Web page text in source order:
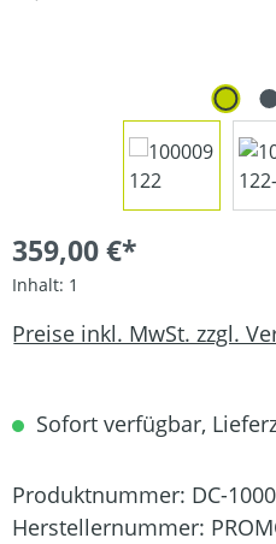
359,00 €*
Inhalt: 1
Preise inkl. MwSt. zzgl.
Sofort verfügbar,
Produktnummer: DC-
Herstellernummer: